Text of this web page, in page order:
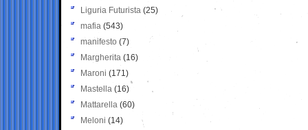
Liguria Futurista (25)
mafia (543)
manifesto (7)
Margherita (16)
Maroni (171)
Mastella (16)
Mattarella (60)
Meloni (14)